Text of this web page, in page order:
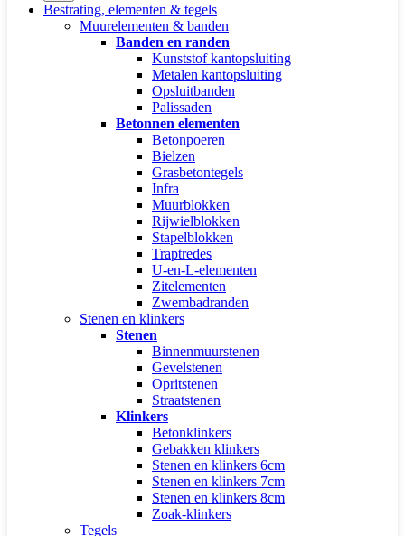
Bestrating, elementen & tegels
Muurelementen & banden
Banden en randen
Kunststof kantopsluiting
Metalen kantopsluiting
Opsluitbanden
Palissaden
Betonnen elementen
Betonpoeren
Bielzen
Grasbetontegels
Infra
Muurblokken
Rijwielblokken
Stapelblokken
Traptredes
U-en-L-elementen
Zitelementen
Zwembadranden
Stenen en klinkers
Stenen
Binnenmuurstenen
Gevelstenen
Opritstenen
Straatstenen
Klinkers
Betonklinkers
Gebakken klinkers
Stenen en klinkers 6cm
Stenen en klinkers 7cm
Stenen en klinkers 8cm
Zoak-klinkers
Tegels